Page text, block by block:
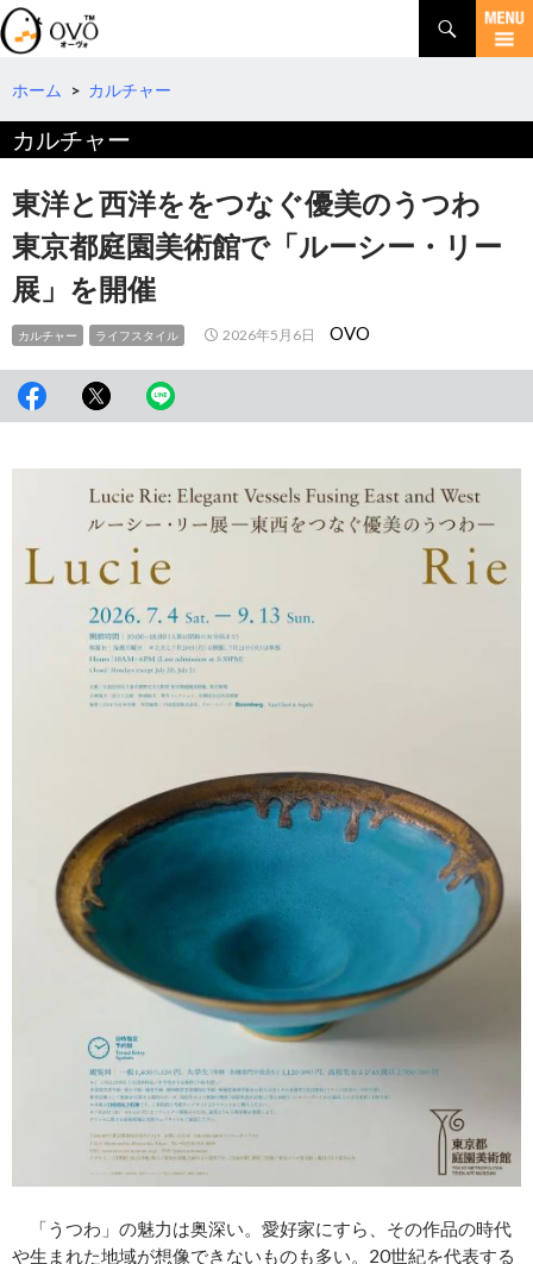
検
索
コ
テ
ツ
へ
移
動
ホーム > カルチャー
カルチャー
東洋と西洋ををつなぐ優美のうつわ
東京都庭園美術館で「ルーシー・リー
展」を開催
カルチャー ライフスタイル 2026年5月6日 OVO
「うつわ」の魅力は奥深い。愛好家にすら、その作品の時代
や生まれた地域が想像できないものも多い。20世紀を代表する